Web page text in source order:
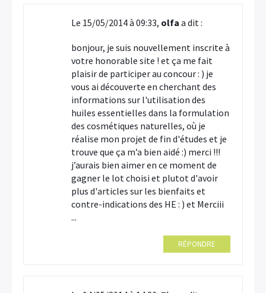
Le 15/05/2014 à 09:33, olfa a dit :
bonjour, je suis nouvellement inscrite à
votre honorable site ! et ça me fait
plaisir de participer au concour : ) je
vous ai découverte en cherchant des
informations sur l'utilisation des
huiles essentielles dans la formulation
des cosmétiques naturelles, où je
réalise mon projet de fin d'études et je
trouve que ça m’a bien aidé :) merci !!!
j’aurais bien aimer en ce moment de
gagner le lot choisi et plutot d'avoir
plus d'articles sur les bienfaits et
contre-indications des HE : ) et Merciii
...
RÉPONDRE